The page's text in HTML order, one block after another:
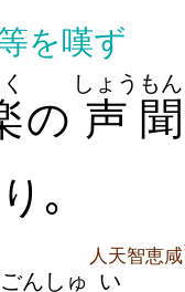
を嘆ず
の 声
しょう
聞
もん
｡
人天智恵咸
ごん しゅ い